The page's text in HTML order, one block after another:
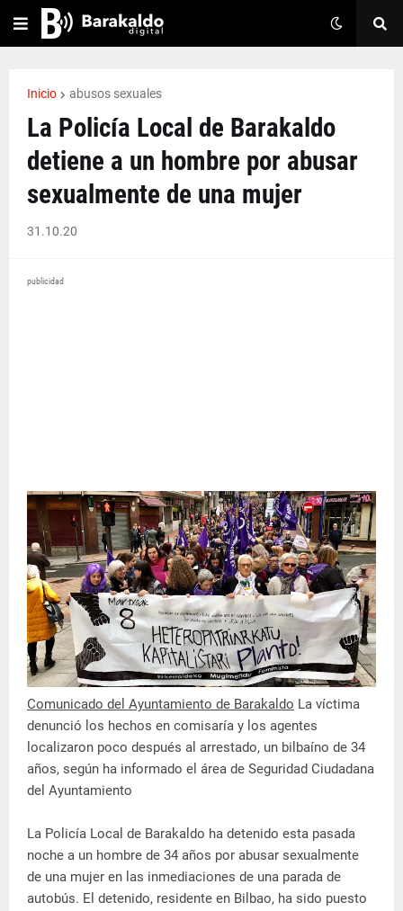
Inicio abusos sexuales
La Policía Local de Barakaldo
detiene a un hombre por abusar
sexualmente de una mujer
31.10.20
publicidad
Comunicado del Ayuntamiento de Barakaldo La víctima
denunció los hechos en comisaría y los agentes
localizaron poco después al arrestado, un bilbaíno de 34
años, según ha informado el área de Seguridad Ciudadana
del Ayuntamiento
La Policía Local de Barakaldo ha detenido esta pasada
noche a un hombre de 34 años por abusar sexualmente
de una mujer en las inmediaciones de una parada de
autobús. El detenido, residente en Bilbao, ha sido puesto